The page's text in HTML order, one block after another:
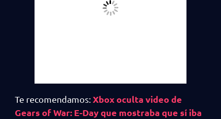
Te recomendamos:Xbox oculta video de
Gears of War: E-Day que mostraba que sí iba